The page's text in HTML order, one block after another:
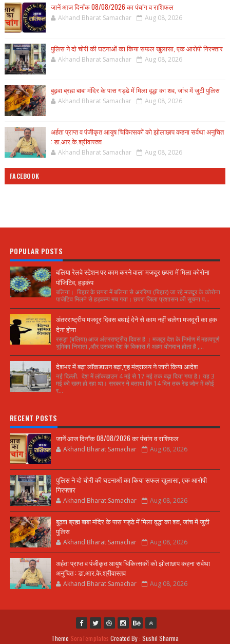
जानें आज दिनाँक 08/08/2026 का पंचांग व राशिफल
Akhand Bharat Samachar Aug 08, 2026
पुलिस ने दो चोरी की घटनाओं का किया सफल खुलासा, एक आरोपी गिरफ्तार
Akhand Bharat Samachar Aug 08, 2026
बुढ़वा ब्रह्म बाबा मंदिर के पास गड्ढे में मिला वृद्धा का शव, जांच में जुटी पुलिस
Akhand Bharat Samachar Aug 08, 2026
अर्हता प्राप्त व पंजीकृत आयुष चिकित्सकों को झोलाछाप कहना सर्वथा अनुचित
: डा.आर.के.श्रीवास्तव
Akhand Bharat Samachar Aug 08, 2026
FACEBOOK
POPULAR POSTS
बलिया रेलवे स्टेशन पर काम करने वाला मजदूर छपरा में मिला कोरोना
पॉजिटिव, हड़कंप
बलिया। बिहार के छपरा में बलिया से अररिया (बिहार) जा रहे मजदूर के कोरोना
पाजेटिव मिलने से हड़कम्प मच गया। छपरा जिला प्रशासन की सूचना प...
अंतरराष्ट्रीय मजदूर दिवस बधाई देने से काम नहीं चलेगा मजदूरों का हक
देना होगा
रसड़ा (बलिया) आज अंतरराष्ट्रीय दिवस है । मजदूर देश के निर्माण में महत्वपूर्ण
भूमिका निभाता ,और उसका देश के विकास में अहम योगदान होता है ,...
देशभर में बढ़ा लॉकडाउन बढ़ा,गृह मंत्रालय ने जारी किया आदेश
नई दिल्ली. देश में लॉकडाउन 4 मई से 17 मई तक बढ़ा दिया गया है। यह 3
मई को खत्म हो रहा था। सरकार ने बताया कि 14 दिन तक रेड जोन में कोई
र...
RECENT POSTS
जानें आज दिनाँक 08/08/2026 का पंचांग व राशिफल
Akhand Bharat Samachar Aug 08, 2026
पुलिस ने दो चोरी की घटनाओं का किया सफल खुलासा, एक आरोपी
गिरफ्तार
Akhand Bharat Samachar Aug 08, 2026
बुढ़वा ब्रह्म बाबा मंदिर के पास गड्ढे में मिला वृद्धा का शव, जांच में जुटी
पुलिस
Akhand Bharat Samachar Aug 08, 2026
अर्हता प्राप्त व पंजीकृत आयुष चिकित्सकों को झोलाछाप कहना सर्वथा
अनुचित : डा.आर.के.श्रीवास्तव
Akhand Bharat Samachar Aug 08, 2026
Theme SoraTemplates Created By : Sushil Sharma